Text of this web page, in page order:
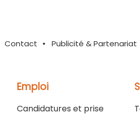
Contact Publicité & Partenariat
Emploi
Candidatures et prise